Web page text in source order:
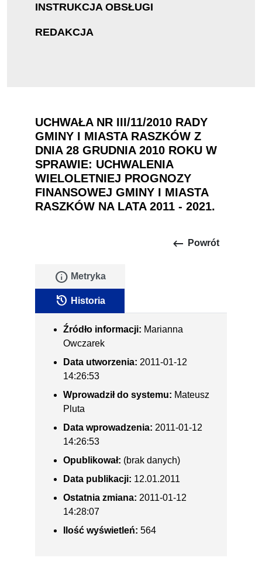
INSTRUKCJA OBSŁUGI
REDAKCJA
UCHWAŁA NR III/11/2010 RADY
GMINY I MIASTA RASZKÓW Z
DNIA 28 GRUDNIA 2010 ROKU W
SPRAWIE: UCHWALENIA
WIELOLETNIEJ PROGNOZY
FINANSOWEJ GMINY I MIASTA
RASZKÓW NA LATA 2011 - 2021.
keyboard_backspace Powrót
info Metryka
history Historia
Źródło informacji: Marianna
Owczarek
Data utworzenia: 2011-01-12
14:26:53
Wprowadził do systemu: Mateusz
Pluta
Data wprowadzenia: 2011-01-12
14:26:53
Opublikował: (brak danych)
Data publikacji: 12.01.2011
Ostatnia zmiana: 2011-01-12
14:28:07
Ilość wyświetleń: 564